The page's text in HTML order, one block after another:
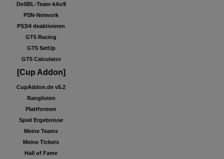
DeSBL-Team-kAo$
PSN-Network
PS3/4 deaktivieren
GT5 Racing
GT5 SetUp
GT5 Calculator
[Cup Addon]
CupAddon.de v5.2
Ranglisten
Plattformen
Spiel Ergebnisse
Meine Teams
Meine Tickets
Hall of Fame